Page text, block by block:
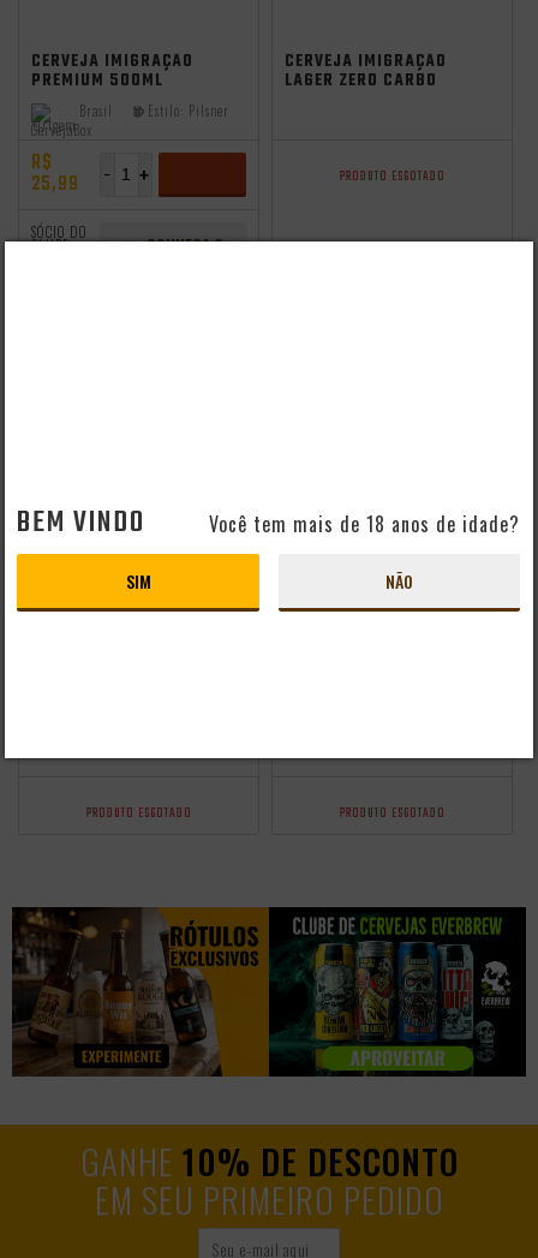
CERVEJA IMIGRAÇÃO
PREMIUM 500ML
Origem:
Brasil Estilo: Pilsner
R$
25,99 +
-
SÓCIO DO
CLUBE CONHEÇA O
CERVEJA IMIGRAÇÃO
LAGER ZERO CARBO
PRODUTO ESGOTADO
independência
PRODUTO ESGOTADO
independência
PRODUTO ESGOTADO
GANHE 10% DE DESCONTO
EM SEU PRIMEIRO PEDIDO
BEM VINDO Você tem mais de 18 anos de idade?
SIM NÃO